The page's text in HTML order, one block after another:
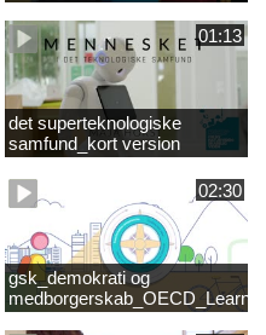
01:13
det superteknologiske
samfund_kort version
02:30
gsk_demokrati og
Compass 2030